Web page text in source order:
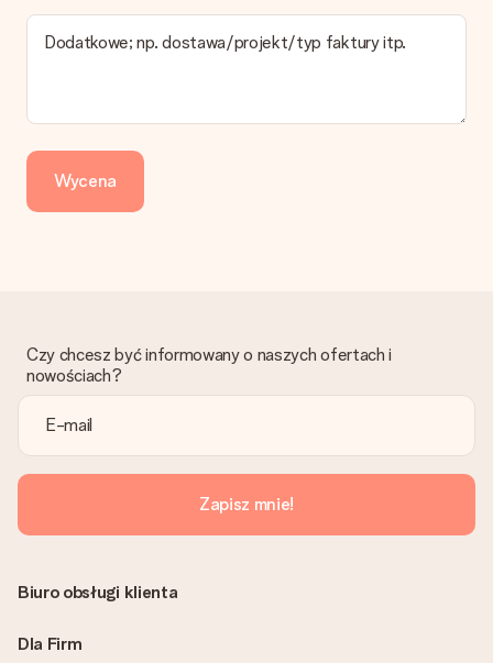
Zapłata
Dotpay, karta kredytowa, lub przelew bankowy. W przypadku
dni przedłużenia dostawy - kwota musi zostać zaksięgowana,
aby zamówienie trafiło do produkcji. Robiąc przelew, należy
wybrać Przelew Krajowy Europejski.
Czy faktura jest wysyłana razem z zamówieniem?
Żaden rachunek lub faktura nie jest wysyłany z zamówieniem.
Możesz ją również znaleźć na koncie MySurprise. Dzięki temu
możesz wysłać prezent bezpośrednio do odbiorcy, co będzie
prawdziwą niespodzianką!
Dodatkowe; np. dostawa/projekt/typ faktury itp.
Wycena
Czy chcesz być informowany o naszych ofertach i
nowościach?
Zapisz mnie!
Biuro obsługi klienta
Dla Firm